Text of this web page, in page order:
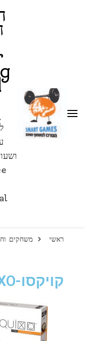
ראשי משחקים
קויקסו-QUIXO- (איקס עיגול)